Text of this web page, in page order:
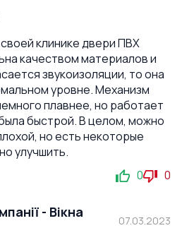
клинике двери ПВХ
качеством материалов и
звукоизоляции, то она
уровне. Механизм
плавнее, но работает
быстрой. В целом, можно
но есть некоторые
улучшить.
0 0
- Вікна
07.03.2023